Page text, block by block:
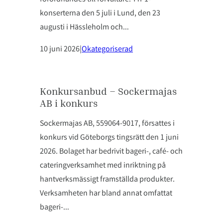
konserterna den 5 juli i Lund, den 23
augusti i Hässleholm och…
10 juni 2026Okategoriserad
Konkursanbud – Sockermajas
AB i konkurs
Sockermajas AB, 559064-9017, försattes i
konkurs vid Göteborgs tingsrätt den 1 juni
2026. Bolaget har bedrivit bageri-, café- och
cateringverksamhet med inriktning på
hantverksmässigt framställda produkter.
Verksamheten har bland annat omfattat
bageri-…